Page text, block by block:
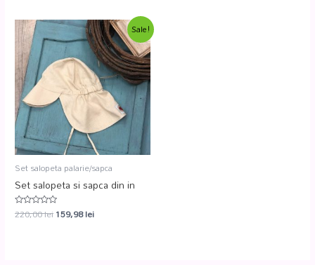
Sale!
Set salopeta palarie/sapca
Set salopeta si sapca din in
Evaluat
la
220,00lei159,98lei